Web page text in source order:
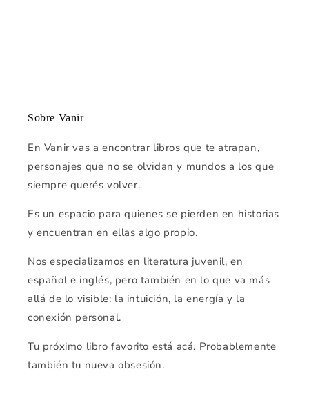
Sobre Vanir
En Vanir vas a encontrar libros que te atrapan,
personajes que no se olvidan y mundos a los que
siempre querés volver.
Es un espacio para quienes se pierden en historias
y encuentran en ellas algo propio.
Nos especializamos en literatura juvenil, en
español e inglés, pero también en lo que va más
allá de lo visible: la intuición, la energía y la
conexión personal.
Tu próximo libro favorito está acá. Probablemente
también tu nueva obsesión.